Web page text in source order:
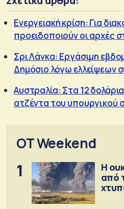
Ενεργειακή κρίση: Για
προειδοποιούν οι αρχές
Σρι Λάνκα: Εργάσιμη
Δημόσιο λόγω ελλείψεων
Αυστραλία: Στα 12
ατζέντα του υπουργικού
OT Weekend
1
Η
από